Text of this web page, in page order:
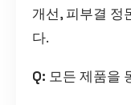
개선, 피부결 정
다.
Q: 모든 제품을